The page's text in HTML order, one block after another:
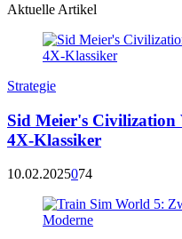
Aktuelle Artikel
Strategie
Sid Meier's
4X-Klassiker
10.02.2025074